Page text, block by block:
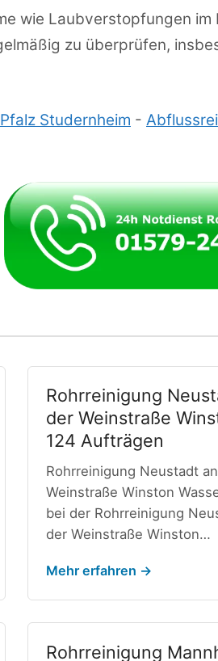
wie Laubverstopfungen
zu überprüfen,
Studernheim -
Rohrreinigung
der Weinstraße
124 Aufträgen
Rohrreinigung Neustadt
Weinstraße Winston
bei der Rohrreinigung
der Weinstraße Winston…
Mehr erfahren →
Rohrreinigung